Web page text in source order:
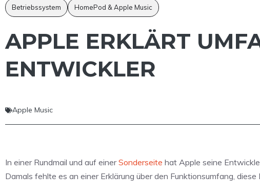
Betriebssystem HomePod & Apple Music
APPLE ERKLÄRT
ENTWICKLER
Apple Music
In einer Rundmail und auf einerSonderseite hat Apple seine
Damals fehlte es an einer Erklärung über den Funktionsumfang,